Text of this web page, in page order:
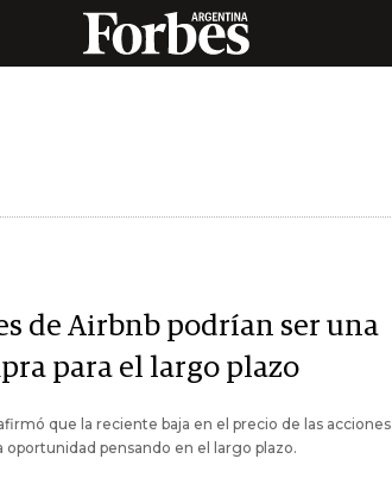
de Airbnb podrían ser una
para el largo plazo
que la reciente baja en el precio de las acciones
oportunidad pensando en el largo plazo.